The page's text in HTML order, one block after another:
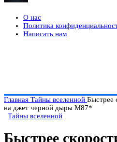
О нас
Политика
Написать нам
Главная Тайны вселенной Быстрее
на джет черной дыры M87*
Тайны вселенной
Быстрее